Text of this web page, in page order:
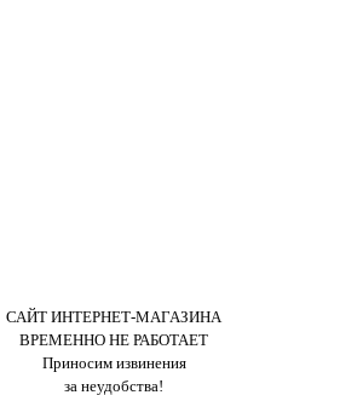
САЙТ ИНТЕРНЕТ-МАГАЗИНА
ВРЕМЕННО НЕ РАБОТАЕТ
Приносим извинения
за неудобства!